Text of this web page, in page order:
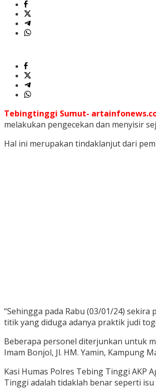
Tebingtinggi Sumut-
melakukan pengecekan dan menyisir
Hal ini merupakan tindaklanjut dari
“Sehingga pada Rabu (03/01/24)
titik yang diduga adanya praktik judi
Beberapa personel diterjunkan untuk
Imam Bonjol, Jl. HM. Yamin, Kampung
Kasi Humas Polres Tebing Tinggi AKP
Tinggi adalah tidaklah benar seperti